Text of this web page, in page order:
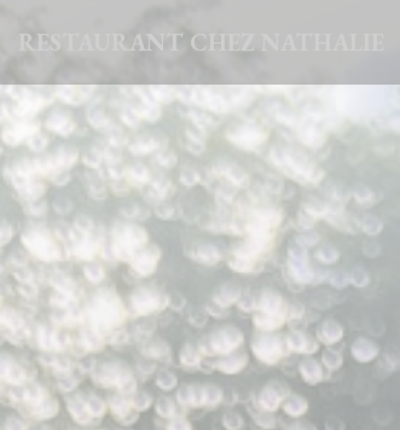
RESTAURANT CHEZ NATHALIE